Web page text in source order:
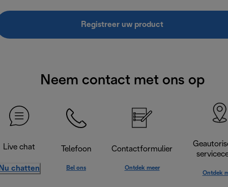
Registreer uw product
Neem contact met ons op
Live chat
chatten
Telefoon
Bel ons
Contactformulier
Ontdek meer
Ontdek